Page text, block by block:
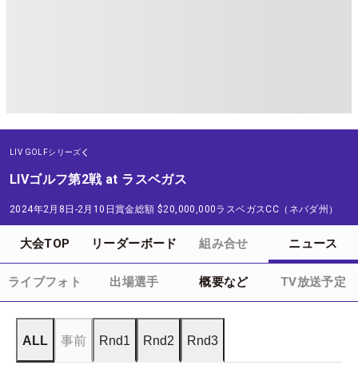
LIV GOLFシリーズ
LIVゴルフ第2戦 at ラスベガス
2024年2月8日-2月10日賞金総額 $20,000,000ラスベガスCC（ネバダ州）
大会TOP リーダーボード 組み合せ ニュース
ライブフォト 出場選手 概要など TV放送予定
ALL 事前 Rnd1 Rnd2 Rnd3